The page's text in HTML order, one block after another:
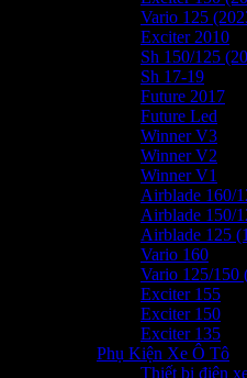
Vario 125
Exciter 2010
Sh 150/125
Sh 17-19
Future 2017
Future Led
Winner V3
Winner V2
Winner V1
Airblade 160/
Airblade 150/
Airblade 125
Vario 160
Vario 125/150
Exciter 155
Exciter 150
Exciter 135
Phụ Kiện Xe Ô Tô
Thiết bị điện